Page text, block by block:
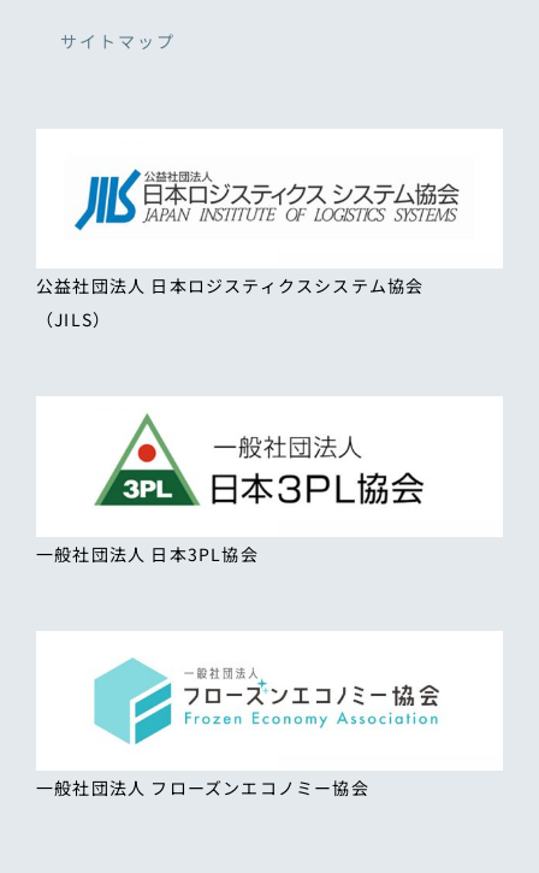
サイトマップ
公益社団法人 日本ロジスティクスシステム協会
（JILS）
一般社団法人 日本3PL協会
一般社団法人 フローズンエコノミー協会